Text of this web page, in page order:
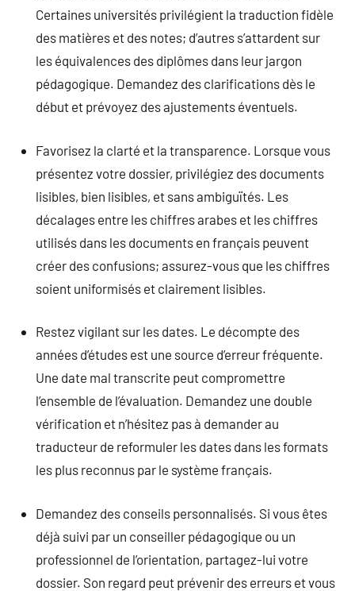
Certaines universités privilégient la traduction fidèle
des matières et des notes; d’autres s’attardent sur
les équivalences des diplômes dans leur jargon
pédagogique. Demandez des clarifications dès le
début et prévoyez des ajustements éventuels.
Favorisez la clarté et la transparence. Lorsque vous
présentez votre dossier, privilégiez des documents
lisibles, bien lisibles, et sans ambiguïtés. Les
décalages entre les chiffres arabes et les chiffres
utilisés dans les documents en français peuvent
créer des confusions; assurez-vous que les chiffres
soient uniformisés et clairement lisibles.
Restez vigilant sur les dates. Le décompte des
années d’études est une source d’erreur fréquente.
Une date mal transcrite peut compromettre
l’ensemble de l’évaluation. Demandez une double
vérification et n’hésitez pas à demander au
traducteur de reformuler les dates dans les formats
les plus reconnus par le système français.
Demandez des conseils personnalisés. Si vous êtes
déjà suivi par un conseiller pédagogique ou un
professionnel de l’orientation, partagez-lui votre
dossier. Son regard peut prévenir des erreurs et vous